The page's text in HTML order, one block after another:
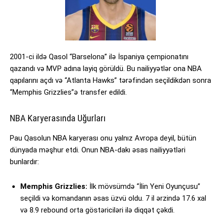
2001-ci ildə Qasol “Barselona” ilə İspaniya çempionatını
qazandı və MVP adına layiq görüldü. Bu nailiyyətlər ona NBA
qapılarını açdı və “Atlanta Hawks” tərəfindən seçildikdən sonra
“Memphis Grizzlies”ə transfer edildi.
NBA Karyerasında Uğurları
Pau Qasolun NBA karyerası onu yalnız Avropa deyil, bütün
dünyada məşhur etdi. Onun NBA-dakı əsas nailiyyətləri
bunlardır:
Memphis Grizzlies: İlk mövsümdə “İlin Yeni Oyunçusu”
seçildi və komandanın əsas üzvü oldu. 7 il ərzində 17.6 xal
və 8.9 rebound orta göstəriciləri ilə diqqət çəkdi.